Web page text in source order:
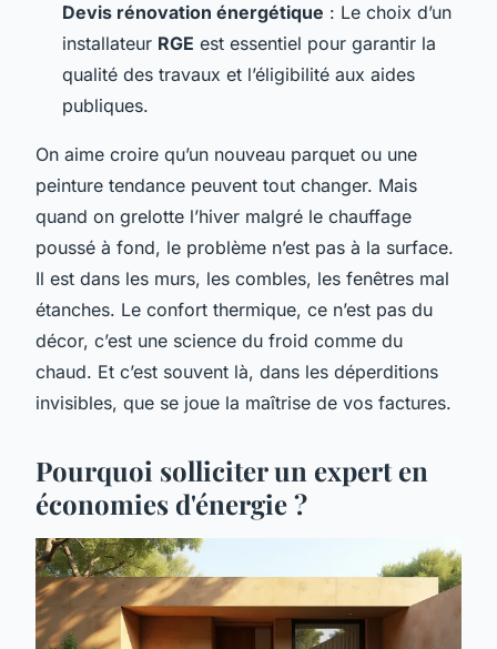
Devis rénovation énergétique : Le choix d’un
installateur RGE est essentiel pour garantir la
qualité des travaux et l’éligibilité aux aides
publiques.
On aime croire qu’un nouveau parquet ou une
peinture tendance peuvent tout changer. Mais
quand on grelotte l’hiver malgré le chauffage
poussé à fond, le problème n’est pas à la surface.
Il est dans les murs, les combles, les fenêtres mal
étanches. Le confort thermique, ce n’est pas du
décor, c’est une science du froid comme du
chaud. Et c’est souvent là, dans les déperditions
invisibles, que se joue la maîtrise de vos factures.
Pourquoi solliciter un expert en
économies d'énergie ?